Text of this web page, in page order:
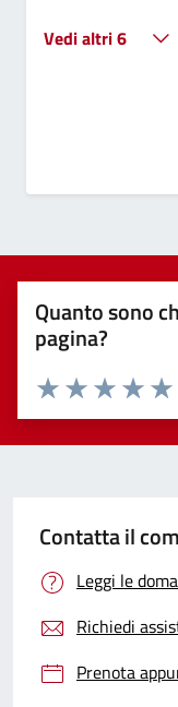
Vedi altri 6
Quanto sono
pagina?
Valuta
Valuta 3
Valuta 2 stelle
Valuta 1 stelle su 5
Contatta il
Leggi le
Richiedi
Prenota